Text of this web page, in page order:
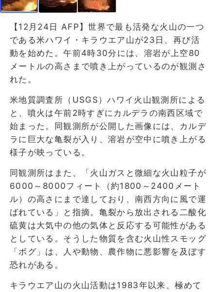
【12月24日 AFP】世界で最も活発な火山の一つ
である米ハワイ・キラウエア山が23日、再び活
動を始めた。午前4時30分には、溶岩が上空80
メートルの高さまで噴き上がっているのが観測さ
れた。
米地質調査所（USGS）ハワイ火山観測所による
と、噴火は午前2時すぎにカルデラの南西区域で
始まった。同観測所が公開した画像には、カルデ
ラに巨大な亀裂が入り、溶岩が空中に噴き上がる
様子が映っている。
同観測所はまた、「火山ガスと微細な火山粒子が
6000～8000フィート（約1800～2400メート
ル）の高さにまで達しており、南西方向に風で運
ばれている」と指摘。亀裂から放出される二酸化
硫黄は大気中の他の気体と反応する可能性がある
としている。そうした物質を含む火山性スモッグ
「ボグ」は、人や動物、農作物に悪影響を及ぼす
恐れがある。
キラウエア山の火山活動は1983年以来、極めて